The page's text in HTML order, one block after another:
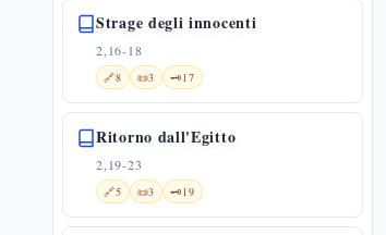
Strage degli innocenti
2,16-18
🔗8 📜3 🗝️17
Ritorno dall'Egitto
2,19-23
🔗5 📜3 🗝️19